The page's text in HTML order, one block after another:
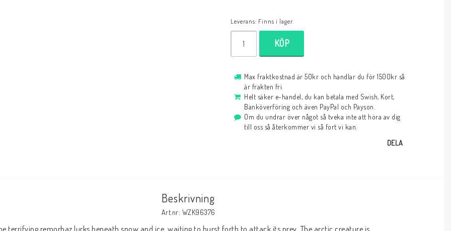
Leverans: Finns i lager.
KÖP
Max fraktkostnad är 50kr och handlar du för 1500kr så
är frakten fri.
Helt säker e-handel, du kan betala med Swish, Kort,
Banköverföring och även PayPal och Payson.
Om du undrar över något så tveka inte att höra av dig
till oss så återkommer vi så fort vi kan.
DELA
Beskrivning
Art.nr: WZK96376
terrifying remorhaz lurks beneath snow and ice, waiting to burst forth to attack its prey. The arctic creature is